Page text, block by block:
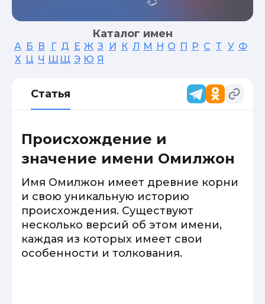
Каталог имен
А Б В Г Д Е Ж З И К Л М Н О П Р С Т У Ф
Х Ц Ч Ш Щ Э Ю Я
Статья
Происхождение и
значение имени Омилжон
Имя Омилжон имеет древние корни
и свою уникальную историю
происхождения. Существуют
несколько версий об этом имени,
каждая из которых имеет свои
особенности и толкования.